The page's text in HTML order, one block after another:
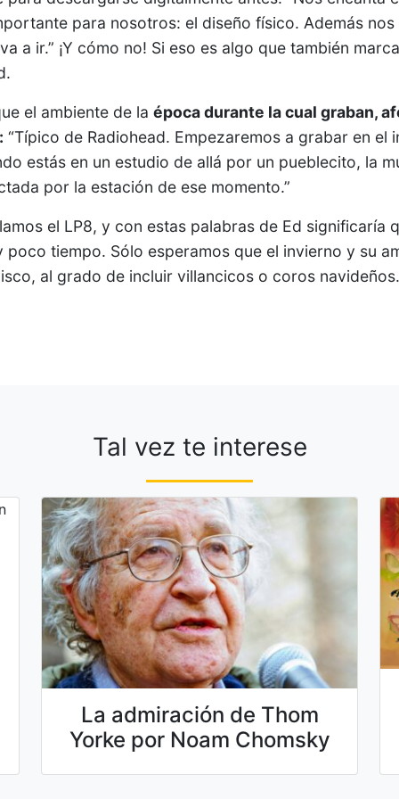
para nosotros: el diseño físico. Además
a ir.” ¡Y cómo no! Si eso es algo que también
el ambiente de la época durante la cual graban,
“Típico de Radiohead. Empezaremos a grabar en el
estás en un estudio de allá por un pueblecito, la
por la estación de ese momento.”
el LP8, y con estas palabras de Ed significaría
poco tiempo. Sólo esperamos que el invierno y su
al grado de incluir villancicos o coros navideños.
Tal vez te interese
La admiración de Thom
Yorke por Noam Chomsky